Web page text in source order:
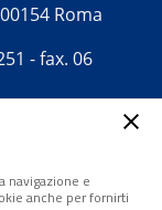
Roma
- fax. 06
iscritta
di Roma -
resp. Michela
navigazione e
anche per fornirti